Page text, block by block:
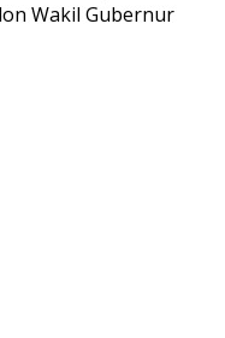
Wakil Gubernur